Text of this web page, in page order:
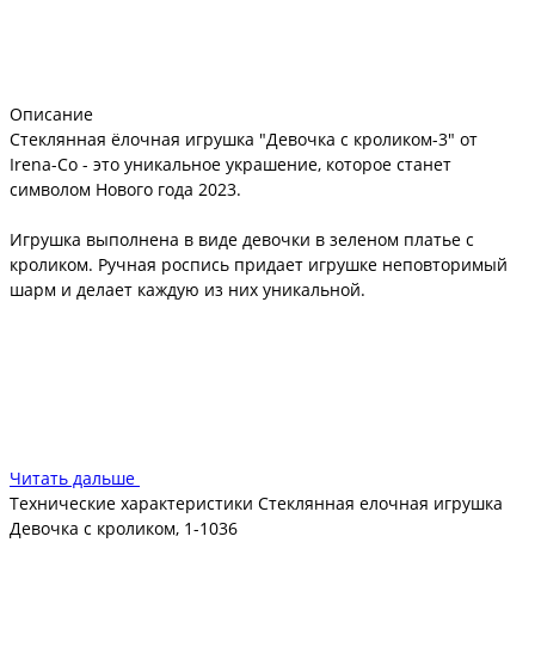
Описание
Стеклянная ёлочная игрушка "Девочка с кроликом-3" от
Irena-Co - это уникальное украшение, которое станет
символом Нового года 2023.
Игрушка выполнена в виде девочки в зеленом платье с
кроликом. Ручная роспись придает игрушке неповторимый
шарм и делает каждую из них уникальной.
цвета может незначительно отличаться от представленного
на фото.
Читать дальше
Технические характеристики Стеклянная елочная игрушка
Девочка с кроликом, 1-1036